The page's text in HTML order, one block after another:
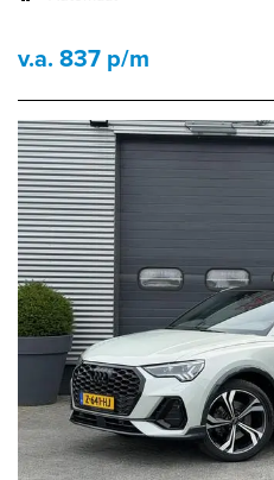
v.a. 837 p/m